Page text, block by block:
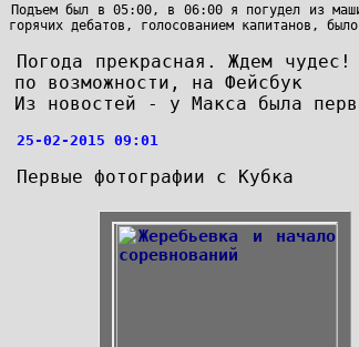
Подъем был в 05:00, в 06:00 я погудел из
горячих дебатов, голосованием капитанов,
Погода прекрасная. Ждем
по возможности, на Фейсбук
Из новостей - у Макса была
25-02-2015 09:01
Первые фотографии с Кубка